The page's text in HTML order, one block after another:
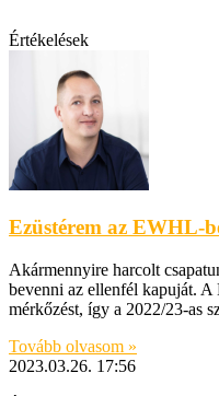
Értékelések
Ezüstérem az EWHL-
Akármennyire harcolt
bevenni az ellenfél kapuját.
mérkőzést, így a 2022/23-as
Tovább olvasom »
2023.03.26. 17:56